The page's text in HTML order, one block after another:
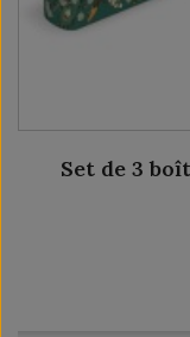
Set de 3